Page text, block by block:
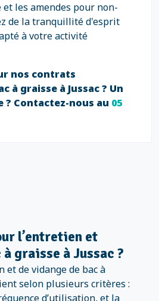
et les amendes pour non-
de la tranquillité d'esprit
à votre activité
nos contrats
à graisse à Jussac ? Un
? Contactez-nous au 05
l’entretien et
graisse à Jussac ?
et de vidange de bac à
selon plusieurs critères :
d’utilisation, et la